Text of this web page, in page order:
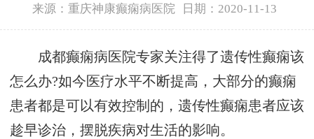
来源：重庆神康癫痫病医院 日期：2020-11-13
成都癫痫病医院专家关注得了遗传性癫痫该
怎么办?如今医疗水平不断提高，大部分的癫痫
患者都是可以有效控制的，遗传性癫痫患者应该
趁早诊治，摆脱疾病对生活的影响。